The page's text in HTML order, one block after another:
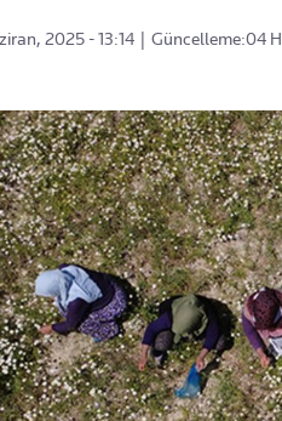
2025 - 13:14 Güncelleme:04